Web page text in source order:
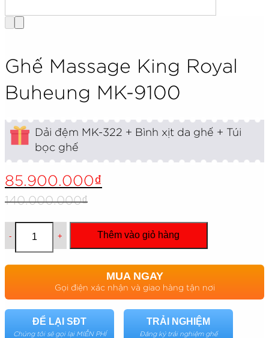
Ghế Massage King Royal
Buheung MK-9100
Dải đệm MK-322 + Bình xịt da ghế + Túi
bọc ghế
140.000.000₫
Giá
gốc
là:
140.000.000₫.
85.900.000₫
Giá
hiện
tại
là:
Thêm vào giỏ hàng
MUA NGAY
Gọi điện xác nhận và giao hàng tận nơi
ĐỂ LẠI SĐT
Chúng tôi sẽ gọi lại MIỄN PHÍ
TRẢI NGHIỆM
Đăng ký trải nghiệm ghế